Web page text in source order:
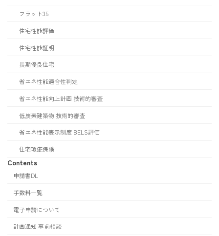
フラット35
住宅性能評価
住宅性能証明
長期優良住宅
省エネ性能適合性判定
省エネ性能向上計画 技術的審査
低炭素建築物 技術的審査
省エネ性能表示制度 BELS評価
住宅瑕疵保険
Contents
申請書DL
手数料一覧
電子申請について
計画通知 事前相談